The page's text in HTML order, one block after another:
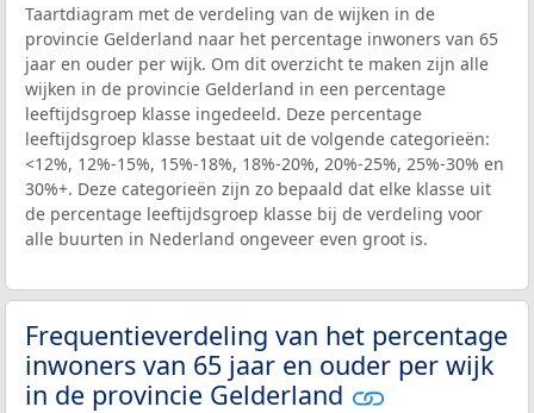
Taartdiagram met de verdeling van de wijken in de
provincie Gelderland naar het percentage inwoners van 65
jaar en ouder per wijk. Om dit overzicht te maken zijn alle
wijken in de provincie Gelderland in een percentage
leeftijdsgroep klasse ingedeeld. Deze percentage
leeftijdsgroep klasse bestaat uit de volgende categorieën:
<12%, 12%-15%, 15%-18%, 18%-20%, 20%-25%, 25%-30% en
30%+. Deze categorieën zijn zo bepaald dat elke klasse uit
de percentage leeftijdsgroep klasse bij de verdeling voor
alle buurten in Nederland ongeveer even groot is.
Frequentieverdeling van het percentage
inwoners van 65 jaar en ouder per wijk
in de provincie Gelderland